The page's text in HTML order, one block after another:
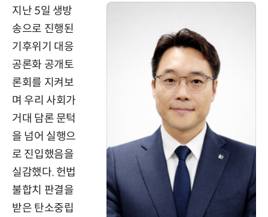
지난 5일 생방
송으로 진행된
기후위기 대응
공론화 공개토
론회를 지켜보
며 우리 사회가
거대 담론 문턱
을 넘어 실행으
로 진입했음을
실감했다. 헌법
불합치 판결을
받은 탄소중립